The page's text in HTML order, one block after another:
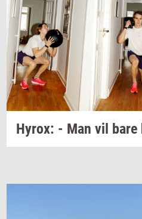
Hyrox: - Man vil bare